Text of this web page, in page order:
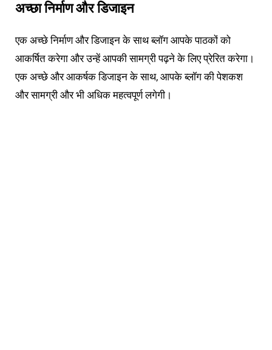
अच्छा निर्माण और डिजाइन
एक अच्छे निर्माण और डिजाइन के साथ ब्लॉग आपके पाठकों को
आकर्षित करेगा और उन्हें आपकी सामग्री पढ़ने के लिए प्रेरित करेगा।
एक अच्छे और आकर्षक डिजाइन के साथ, आपके ब्लॉग की पेशकश
और सामग्री और भी अधिक महत्वपूर्ण लगेगी।